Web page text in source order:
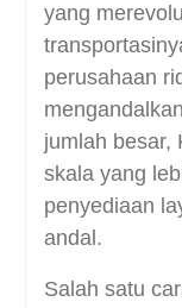
yang
perusahaan
jumlah besar,
skala yang
penyediaan
andal.
Salah satu